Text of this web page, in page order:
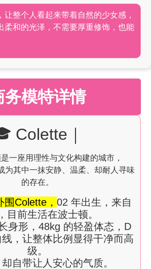
让整个人看起来带着自然的少女感，
柔和的光泽，不需要厚重修饰，也能
务模特详情
Colette｜
一座用理性与文化构建的城市，
为其中一抹安静、温柔、却耐人寻味
的存在。
Colette， 02 年出生，来自
目前生活在波士顿。
身形，48kg 的轻盈体态，D
，让整体比例显得干净而高
级。
自带让人安心的气质。